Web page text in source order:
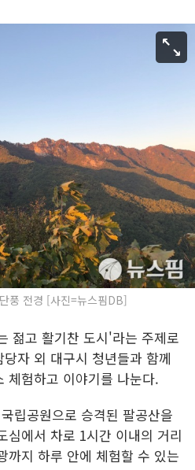
풍 전경 [사진=뉴스핌DB]
젊고 활기찬 도시'라는 주제로
자 외 대구시 청년들과 함께
체험하고 이야기를 나눈다.
립공원으로 승격된 팔공산을
심에서 차로 1시간 이내의 거리
까지 하루 안에 체험할 수 있는